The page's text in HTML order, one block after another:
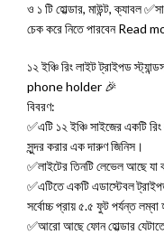
ও ১ টি হোল্ডার, মাউন্ট, ক্যাবল
চেক করে নিতে পারবেন Read
১২ ইঞ্চি রিং লাইট ট্রাইপড
phone holder 🎉
বিবরণ:
✅এটি ১২ ইঞ্চি সাইজের একটি
সুন্দর করার এক দারুণ জিনিস।
✅লাইটের তিনটি লেভেল আছে যা
✅এটিতে একটি এডাস্টেবল
সর্বোচ্চ প্রায় ৫.৫ ফুট পর্যন্ত লম্বা
✅আরো আছে ফোন হোল্ডার